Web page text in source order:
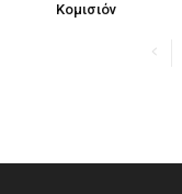
Κομισιόν